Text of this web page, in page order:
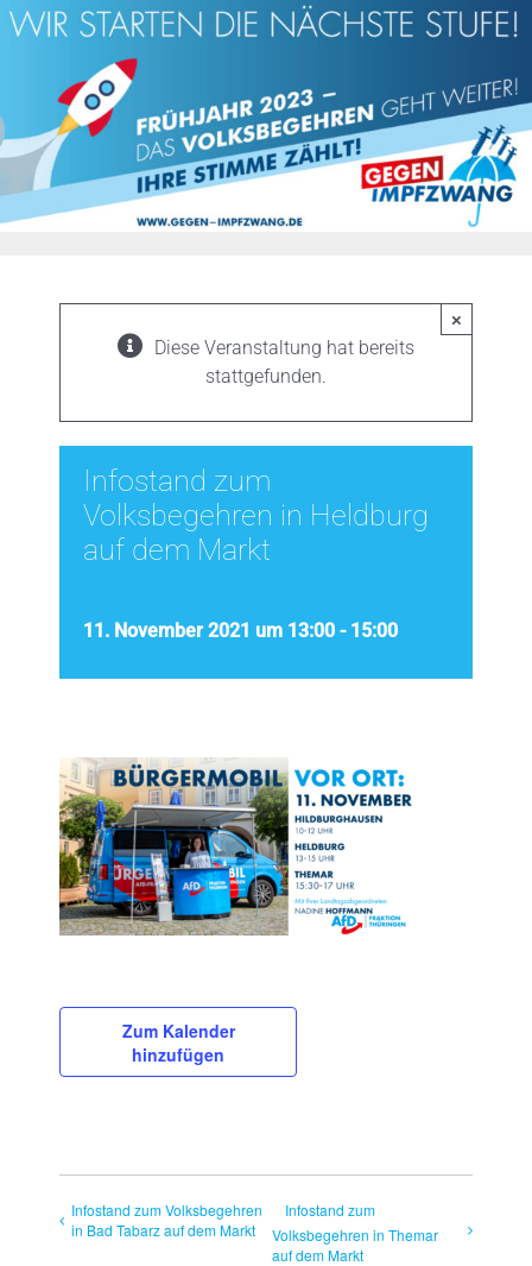
Zum
Inhalt
×
Diese Veranstaltung hat bereits
stattgefunden.
Infostand zum
Volksbegehren in Heldburg
auf dem Markt
11. November 2021 um 13:00 - 15:00
Zum Kalender
hinzufügen
Infostand zum Volksbegehren
in Bad Tabarz auf dem Markt
Infostand zum
Volksbegehren in Themar
auf dem Markt